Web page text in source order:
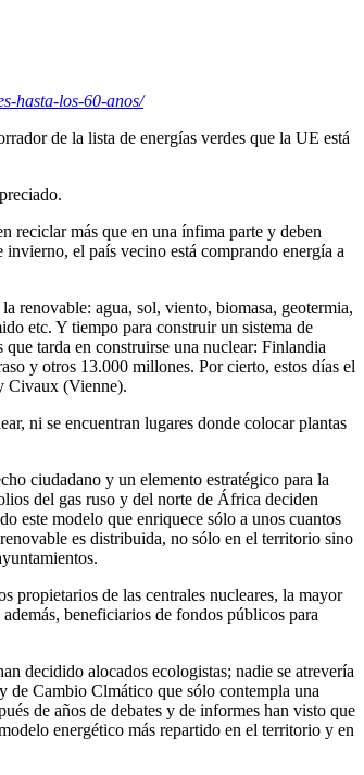
hasta-los-60-anos/
de la lista de energías verdes que la UE está
reciclar más que en una ínfima parte y deben
el país vecino está comprando energía a
renovable: agua, sol, viento, biomasa, geotermia,
etc. Y tiempo para construir un sistema de
tarda en construirse una nuclear: Finlandia
y otros 13.000 millones. Por cierto, estos días el
Civaux (Vienne).
ni se encuentran lugares donde colocar plantas
ciudadano y un elemento estratégico para la
del gas ruso y del norte de África deciden
este modelo que enriquece sólo a unos cuantos
es distribuida, no sólo en el territorio sino
propietarios de las centrales nucleares, la mayor
beneficiarios de fondos públicos para
decidido alocados ecologistas; nadie se atrevería
de Cambio Clmático que sólo contempla una
de años de debates y de informes han visto que
energético más repartido en el territorio y en